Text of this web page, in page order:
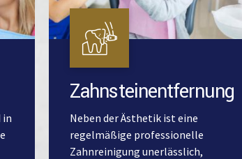
in
Zahnsteinentfernung
Neben der Ästhetik ist eine
regelmäßige professionelle
Zahnreinigung unerlässlich,